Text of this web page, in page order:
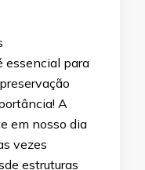
essencial para
A
em nosso dia
vezes
estruturas